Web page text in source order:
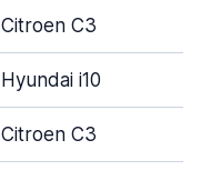
Citroen C3
Hyundai i10
Citroen C3